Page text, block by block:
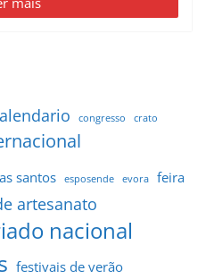
congresso crato
santos esposende evora
feira
artesanato
nacional
festivais de verão